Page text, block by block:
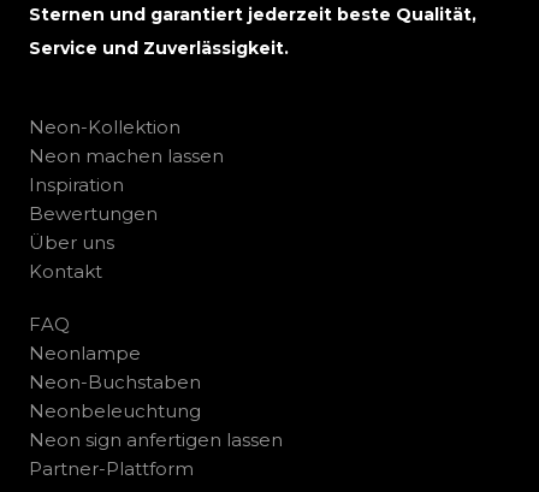
Sternen und garantiert jederzeit beste Qualität,
Service und Zuverlässigkeit.
Neon-Kollektion
Neon machen lassen
Inspiration
Bewertungen
Über uns
Kontakt
FAQ
Neonlampe
Neon-Buchstaben
Neonbeleuchtung
Neon sign anfertigen lassen
Partner-Plattform